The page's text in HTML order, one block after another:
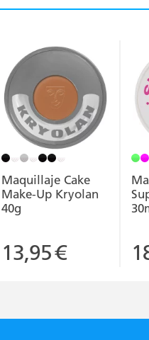
Maquillaje Cake
Make-Up Kryolan
40g
13,95€